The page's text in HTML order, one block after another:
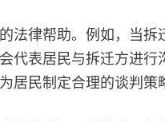
律帮助。例如，当
代表居民与拆迁方进
民制定合理的谈判策